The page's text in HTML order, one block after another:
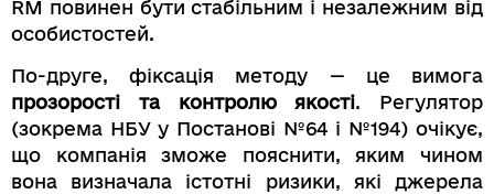
RM повинен бути стабільним і незалежним від
особистостей.
По-друге, фіксація методу — це вимога
прозорості та контролю якості. Регулятор
(зокрема НБУ у Постанові №64 і №194) очікує,
що компанія зможе пояснити, яким чином
вона визначала істотні ризики, які джерела